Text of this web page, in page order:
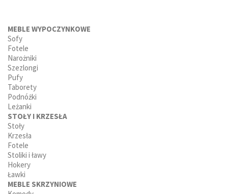
MEBLE WYPOCZYNKOWE
Sofy
Fotele
Narożniki
Szezlongi
Pufy
Taborety
Podnóżki
Leżanki
STOŁY I KRZESŁA
Stoły
Krzesła
Fotele
Stoliki i ławy
Hokery
Ławki
MEBLE SKRZYNIOWE